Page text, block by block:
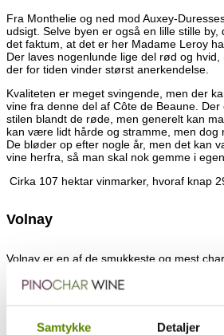
Samtykke Detaljer
Fra Monthelie og ned mod Auxey-
udsigt. Selve byen er også en lille stille
det faktum, at det er her Madame Leroy
Der laves nogenlunde lige del rød og
der for tiden vinder størst anerkendelse.
Kvaliteten er meget svingende, men der
vine fra denne del af Côte de Beaune.
stilen blandt de røde, men generelt kan
kan være lidt hårde og stramme, men dog
De bløder op efter nogle år, men det kan
vine herfra, så man skal nok gemme i
Cirka 107 hektar vinmarker, hvoraf knap
Volnay
Volnay er en af de smukkeste og mest
Beaune. Den er beliggende mellem
leverer vidunderlige røde vine. Flere
finder de bedste røde vine syd for
byen, og nyd udsigten fra toppen – det er
Bourgogne.